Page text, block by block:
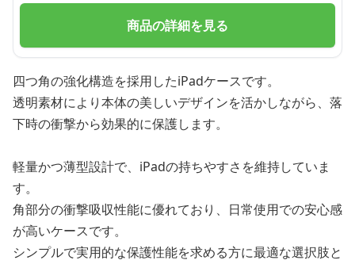
商品の詳細を見る
四つ角の強化構造を採用したiPadケースです。
透明素材により本体の美しいデザインを活かしながら、落
下時の衝撃から効果的に保護します。
軽量かつ薄型設計で、iPadの持ちやすさを維持していま
す。
角部分の衝撃吸収性能に優れており、日常使用での安心感
が高いケースです。
シンプルで実用的な保護性能を求める方に最適な選択肢と